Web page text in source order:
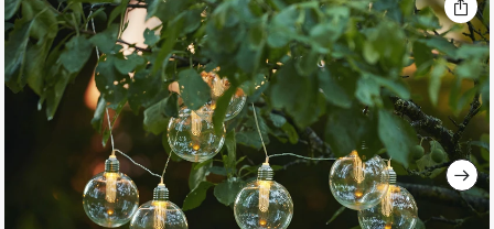
Bildgalerie
springen